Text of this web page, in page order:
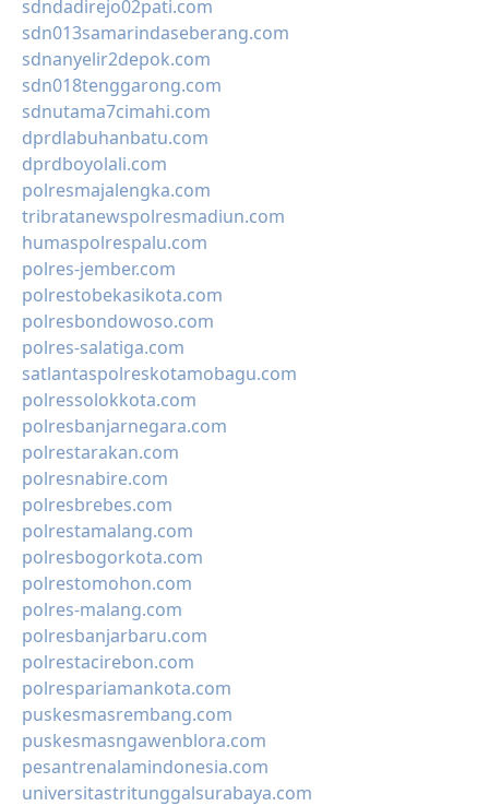
sdndadirejo02pati.com
sdn013samarindaseberang.com
sdnanyelir2depok.com
sdn018tenggarong.com
sdnutama7cimahi.com
dprdlabuhanbatu.com
dprdboyolali.com
polresmajalengka.com
tribratanewspolresmadiun.com
humaspolrespalu.com
polres-jember.com
polrestobekasikota.com
polresbondowoso.com
polres-salatiga.com
satlantaspolreskotamobagu.com
polressolokkota.com
polresbanjarnegara.com
polrestarakan.com
polresnabire.com
polresbrebes.com
polrestamalang.com
polresbogorkota.com
polrestomohon.com
polres-malang.com
polresbanjarbaru.com
polrestacirebon.com
polrespariamankota.com
puskesmasrembang.com
puskesmasngawenblora.com
pesantrenalamindonesia.com
universitastritunggalsurabaya.com